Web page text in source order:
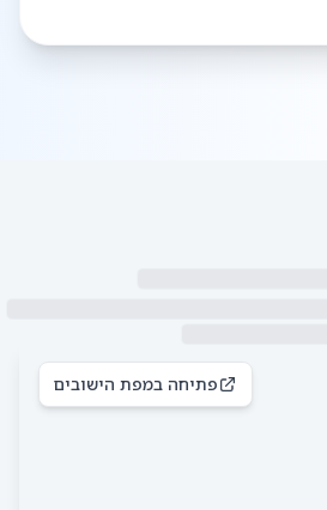
פתיחה במפת הישובים